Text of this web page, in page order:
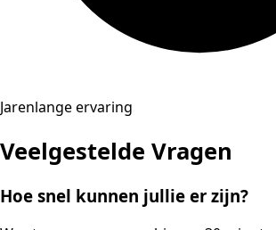
Jarenlange ervaring
Veelgestelde Vragen
Hoe snel kunnen jullie er zijn?